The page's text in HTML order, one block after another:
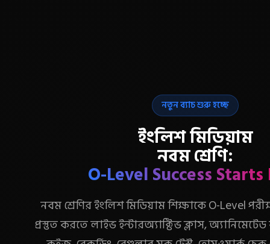
নতুন ব্যাচ শুরু হচ্ছে
ইংলিশ মিডিয়াম
নবম শ্রেণি:
O-Level Success
নবম শ্রেণির ইংলিশ মিডিয়াম শিক্ষাকে O-Level
প্রস্তুত করতে লাইভ ইন্টারঅ্যাক্টিভ ক্লাস,